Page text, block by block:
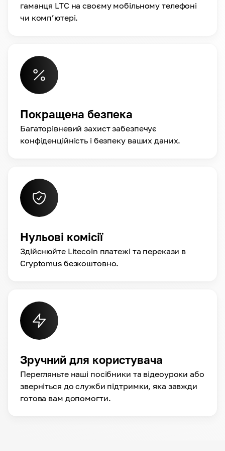
гаманця LTC на своєму мобільному телефоні
чи комп’ютері.
Покращена безпека
Багаторівневий захист забезпечує
конфіденційність і безпеку ваших даних.
Нульові комісії
Здійснюйте Litecoin платежі та перекази в
Cryptomus безкоштовно.
Зручний для користувача
Перегляньте наші посібники та відеоуроки або
зверніться до служби підтримки, яка завжди
готова вам допомогти.